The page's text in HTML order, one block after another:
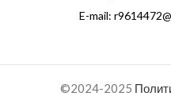
E-mail:
©2024-2025